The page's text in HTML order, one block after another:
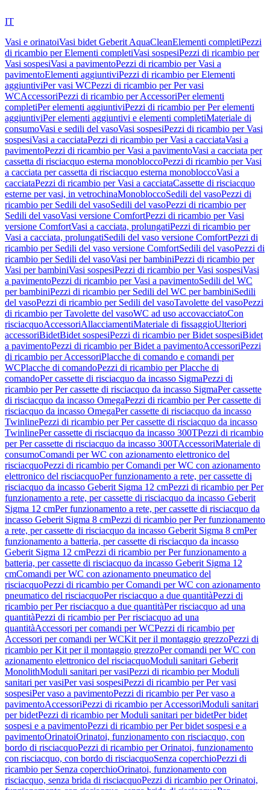
IT
Vasi e orinatoiVasi bidet Geberit AquaCleanElementi completiPezzi
di ricambio per Elementi completiVasi sospesiPezzi di ricambio per
Vasi sospesiVasi a pavimentoPezzi di ricambio per Vasi a
pavimentoElementi aggiuntiviPezzi di ricambio per Elementi
aggiuntiviPer vasi WCPezzi di ricambio per Per vasi
WCAccessoriPezzi di ricambio per AccessoriPer elementi
completiPer elementi aggiuntiviPezzi di ricambio per Per elementi
aggiuntiviPer elementi aggiuntivi e elementi completiMateriale di
consumoVasi e sedili del vasoVasi sospesiPezzi di ricambio per Vasi
sospesiVasi a cacciataPezzi di ricambio per Vasi a cacciataVasi a
pavimentoPezzi di ricambio per Vasi a pavimentoVasi a cacciata per
cassetta di risciacquo esterna monobloccoPezzi di ricambio per Vasi
a cacciata per cassetta di risciacquo esterna monobloccoVasi a
cacciataPezzi di ricambio per Vasi a cacciataCassette di risciacquo
esterne per vasi, in vetrochinaMonobloccoSedili del vasoPezzi di
ricambio per Sedili del vasoSedili del vasoPezzi di ricambio per
Sedili del vasoVasi versione ComfortPezzi di ricambio per Vasi
versione ComfortVasi a cacciata, prolungatiPezzi di ricambio per
Vasi a cacciata, prolungatiSedili del vaso versione ComfortPezzi di
ricambio per Sedili del vaso versione ComfortSedili del vasoPezzi di
ricambio per Sedili del vasoVasi per bambiniPezzi di ricambio per
Vasi per bambiniVasi sospesiPezzi di ricambio per Vasi sospesiVasi
a pavimentoPezzi di ricambio per Vasi a pavimentoSedili del WC
per bambiniPezzi di ricambio per Sedili del WC per bambiniSedili
del vasoPezzi di ricambio per Sedili del vasoTavolette del vasoPezzi
di ricambio per Tavolette del vasoWC ad uso accovacciatoCon
risciacquoAccessoriAllacciamentiMateriale di fissaggioUlteriori
accessoriBidetBidet sospesiPezzi di ricambio per Bidet sospesiBidet
a pavimentoPezzi di ricambio per Bidet a pavimentoAccessoriPezzi
di ricambio per AccessoriPlacche di comando e comandi per
WCPlacche di comandoPezzi di ricambio per Placche di
comandoPer cassette di risciacquo da incasso SigmaPezzi di
ricambio per Per cassette di risciacquo da incasso SigmaPer cassette
di risciacquo da incasso OmegaPezzi di ricambio per Per cassette di
risciacquo da incasso OmegaPer cassette di risciacquo da incasso
TwinlinePezzi di ricambio per Per cassette di risciacquo da incasso
TwinlinePer cassette di risciacquo da incasso 300TPezzi di ricambio
per Per cassette di risciacquo da incasso 300TAccessoriMateriale di
consumoComandi per WC con azionamento elettronico del
risciacquoPezzi di ricambio per Comandi per WC con azionamento
elettronico del risciacquoPer funzionamento a rete, per cassette di
risciacquo da incasso Geberit Sigma 12 cmPezzi di ricambio per Per
funzionamento a rete, per cassette di risciacquo da incasso Geberit
Sigma 12 cmPer funzionamento a rete, per cassette di risciacquo da
incasso Geberit Sigma 8 cmPezzi di ricambio per Per funzionamento
a rete, per cassette di risciacquo da incasso Geberit Sigma 8 cmPer
funzionamento a batteria, per cassette di risciacquo da incasso
Geberit Sigma 12 cmPezzi di ricambio per Per funzionamento a
batteria, per cassette di risciacquo da incasso Geberit Sigma 12
cmComandi per WC con azionamento pneumatico del
risciacquoPezzi di ricambio per Comandi per WC con azionamento
pneumatico del risciacquoPer risciacquo a due quantitàPezzi di
ricambio per Per risciacquo a due quantitàPer risciacquo ad una
quantitàPezzi di ricambio per Per risciacquo ad una
quantitàAccessori per comandi per WCPezzi di ricambio per
Accessori per comandi per WCKit per il montaggio grezzoPezzi di
ricambio per Kit per il montaggio grezzoPer comandi per WC con
azionamento elettronico del risciacquoModuli sanitari Geberit
MonolithModuli sanitari per vasiPezzi di ricambio per Moduli
sanitari per vasiPer vasi sospesiPezzi di ricambio per Per vasi
sospesiPer vaso a pavimentoPezzi di ricambio per Per vaso a
pavimentoAccessoriPezzi di ricambio per AccessoriModuli sanitari
per bidetPezzi di ricambio per Moduli sanitari per bidetPer bidet
sospesi e a pavimentoPezzi di ricambio per Per bidet sospesi e a
pavimentoOrinatoiOrinatoi, funzionamento con risciacquo, con
bordo di risciacquoPezzi di ricambio per Orinatoi, funzionamento
con risciacquo, con bordo di risciacquoSenza coperchioPezzi di
ricambio per Senza coperchioOrinatoi, funzionamento con
risciacquo, senza brida di risciacquoPezzi di ricambio per Orinatoi,